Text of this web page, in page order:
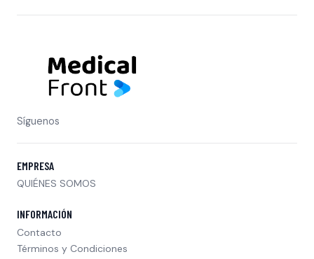
Síguenos
EMPRESA
QUIÉNES SOMOS
INFORMACIÓN
Contacto
Términos y Condiciones